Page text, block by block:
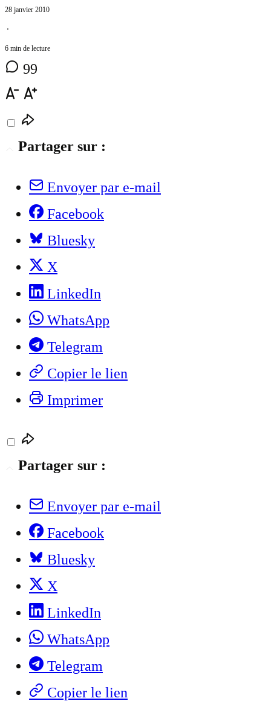
28 janvier 2010
⋅
6 min de lecture
99
Partager sur :
Envoyer par e-mail
Facebook
Bluesky
X
LinkedIn
WhatsApp
Telegram
Copier le lien
Imprimer
Partager sur :
Envoyer par e-mail
Facebook
Bluesky
X
LinkedIn
WhatsApp
Telegram
Copier le lien